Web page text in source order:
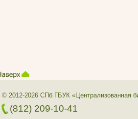
© 2012-2026 СПб ГБУК «Централизованная
(812) 209-10-41